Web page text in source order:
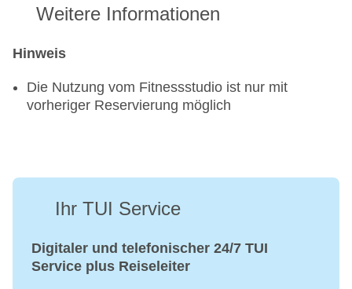
Weitere Informationen
Hinweis
Die Nutzung vom Fitnessstudio ist nur mit
vorheriger Reservierung möglich
Ihr TUI Service
Digitaler und telefonischer 24/7 TUI
Service plus Reiseleiter